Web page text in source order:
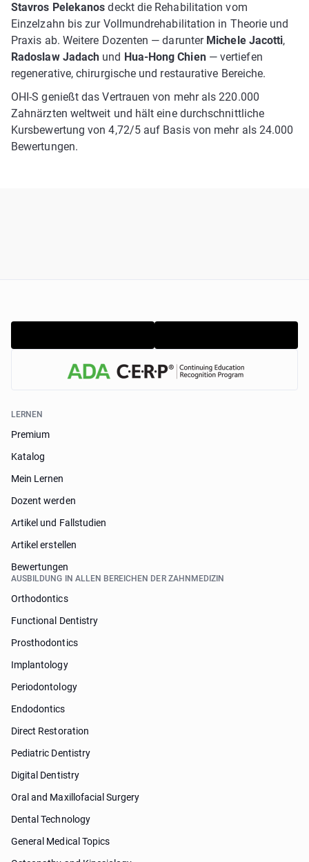
Stavros Pelekanos deckt die Rehabilitation vom
Einzelzahn bis zur Vollmundrehabilitation in Theorie und
Praxis ab. Weitere Dozenten — darunter Michele Jacotti,
Radoslaw Jadach und Hua-Hong Chien— vertiefen
regenerative, chirurgische und restaurative Bereiche.
OHI-S genießt das Vertrauen von mehr als 220.000
Zahnärzten weltweit und hält eine durchschnittliche
Kursbewertung von 4,72/5 auf Basis von mehr als 24.000
Bewertungen.
LERNEN
Premium
Katalog
Mein Lernen
Dozent werden
Artikel und Fallstudien
Artikel erstellen
Bewertungen
AUSBILDUNG IN ALLEN BEREICHEN DER ZAHNMEDIZIN
Orthodontics
Functional Dentistry
Prosthodontics
Implantology
Periodontology
Endodontics
Direct Restoration
Pediatric Dentistry
Digital Dentistry
Oral and Maxillofacial Surgery
Dental Technology
General Medical Topics